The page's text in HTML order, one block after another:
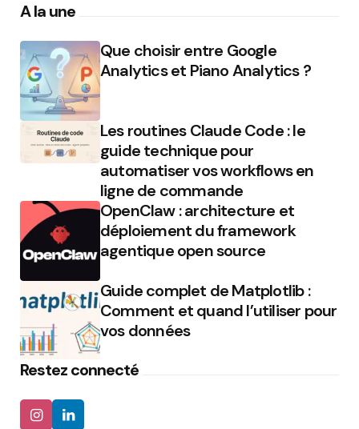
A la une
Que choisir entre Google
Analytics et Piano Analytics ?
Les routines Claude Code : le
guide technique pour
automatiser vos workflows en
ligne de commande
OpenClaw : architecture et
déploiement du framework
agentique open source
Guide complet de Matplotlib :
Comment et quand l’utiliser pour
vos données
Restez connecté